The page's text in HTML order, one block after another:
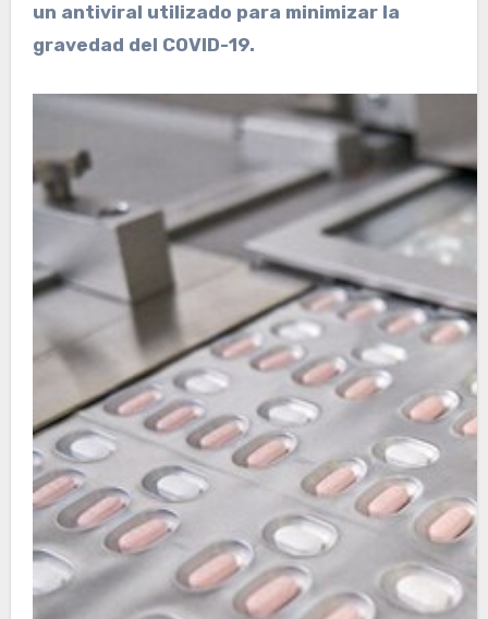
un antiviral utilizado para minimizar la
gravedad del COVID-19.